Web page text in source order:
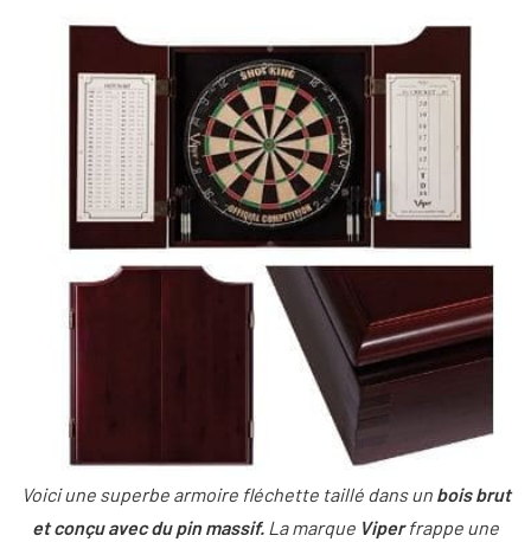
Voici une superbe armoire fléchette taillé dans un bois brut
et conçu avec du pin massif. La marque Viperfrappe une